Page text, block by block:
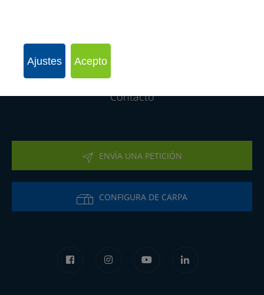
La compañía
Contacto
ENVÍA UNA PETICIÓN
CONFIGURA DE CARPA
Ajustes Acepto